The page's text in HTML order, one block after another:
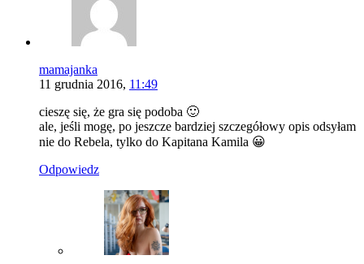
mamajanka
11 grudnia 2016, 11:49
cieszę się, że gra się podoba 🙂
ale, jeśli mogę, po jeszcze bardziej szczegółowy opis odsyłam
nie do Rebela, tylko do Kapitana Kamila 😀
Odpowiedz